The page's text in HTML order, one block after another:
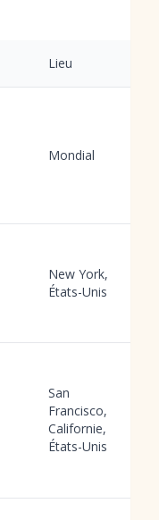
Lieu
Mondial
New York,
États-Unis
San
Francisco,
Californie,
États-Unis